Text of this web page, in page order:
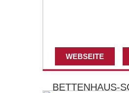
BETTENHAUS-
WEBSEITE